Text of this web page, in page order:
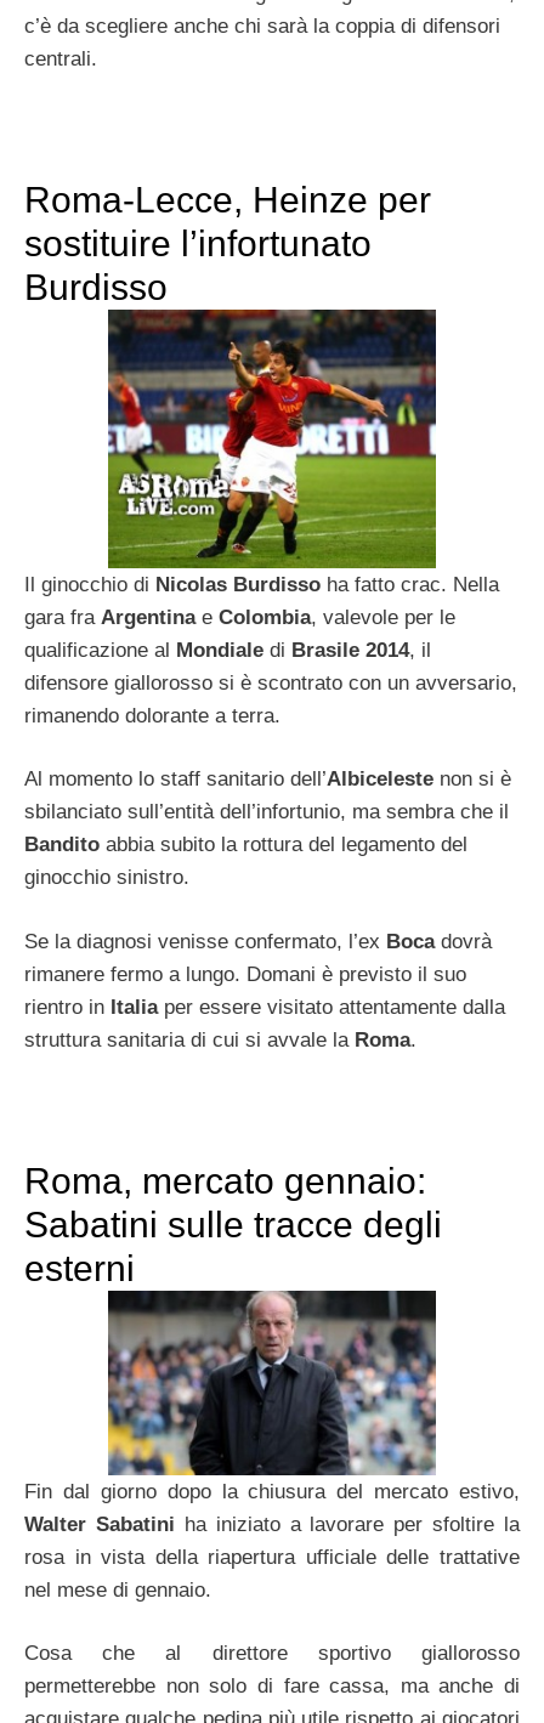
c’è da scegliere anche chi sarà la coppia di difensori
centrali.
Roma-Lecce, Heinze per
sostituire l’infortunato
Burdisso
Il ginocchio di Nicolas Burdisso ha fatto crac. Nella
gara fra Argentinae Colombia, valevole per le
qualificazione al Mondiale di Brasile 2014, il
difensore giallorosso si è scontrato con un avversario,
rimanendo dolorante a terra.
Al momento lo staff sanitario dell’Albiceleste non si è
sbilanciato sull’entità dell’infortunio, ma sembra che il
Bandito abbia subito la rottura del legamento del
ginocchio sinistro.
Se la diagnosi venisse confermato, l’ex Bocadovrà
rimanere fermo a lungo. Domani è previsto il suo
rientro in Italiaper essere visitato attentamente dalla
struttura sanitaria di cui si avvale la Roma.
Roma, mercato gennaio:
Sabatini sulle tracce degli
esterni
Fin dal giorno dopo la chiusura del mercato estivo,
Walter Sabatini ha iniziato a lavorare per sfoltire la
rosa in vista della riapertura ufficiale delle trattative
nel mese di gennaio.
Cosa che al direttore sportivo giallorosso
permetterebbe non solo di fare cassa, ma anche di